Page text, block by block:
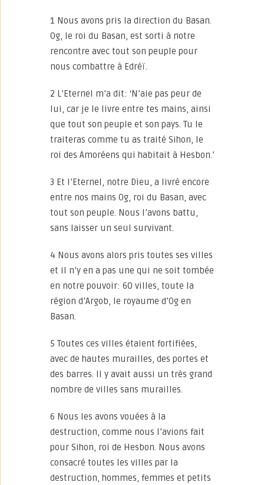
1 Nous avons pris la direction du Basan.
Og, le roi du Basan, est sorti à notre
rencontre avec tout son peuple pour
nous combattre à Edréï.
2 L’Eternel m’a dit: ‘N’aie pas peur de
lui, car je le livre entre tes mains, ainsi
que tout son peuple et son pays. Tu le
traiteras comme tu as traité Sihon, le
roi des Amoréens qui habitait à Hesbon.’
3 Et l’Eternel, notre Dieu, a livré encore
entre nos mains Og, roi du Basan, avec
tout son peuple. Nous l’avons battu,
sans laisser un seul survivant.
4 Nous avons alors pris toutes ses villes
et il n’y en a pas une qui ne soit tombée
en notre pouvoir: 60 villes, toute la
région d’Argob, le royaume d’Og en
Basan.
5 Toutes ces villes étaient fortifiées,
avec de hautes murailles, des portes et
des barres. Il y avait aussi un très grand
nombre de villes sans murailles.
6 Nous les avons vouées à la
destruction, comme nous l’avions fait
pour Sihon, roi de Hesbon. Nous avons
consacré toutes les villes par la
destruction, hommes, femmes et petits